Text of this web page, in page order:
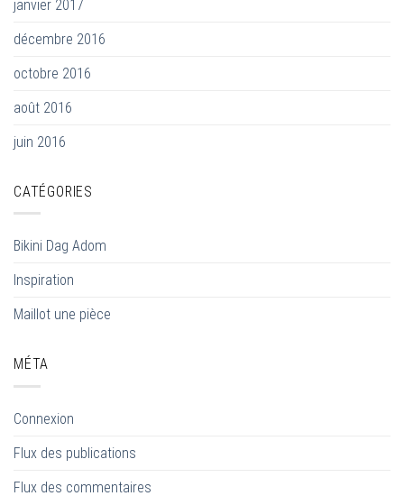
janvier 2017
décembre 2016
octobre 2016
août 2016
juin 2016
CATÉGORIES
Bikini Dag Adom
Inspiration
Maillot une pièce
MÉTA
Connexion
Flux des publications
Flux des commentaires